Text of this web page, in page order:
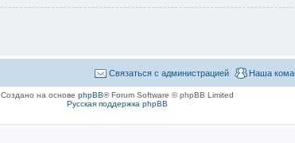
Наша
Связаться с администрацией
Создано на основе phpBB® Forum Software © phpBB Limited
Русская поддержка phpBB